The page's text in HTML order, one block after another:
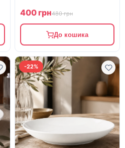
400 грн480 грн
До кошика
-22%